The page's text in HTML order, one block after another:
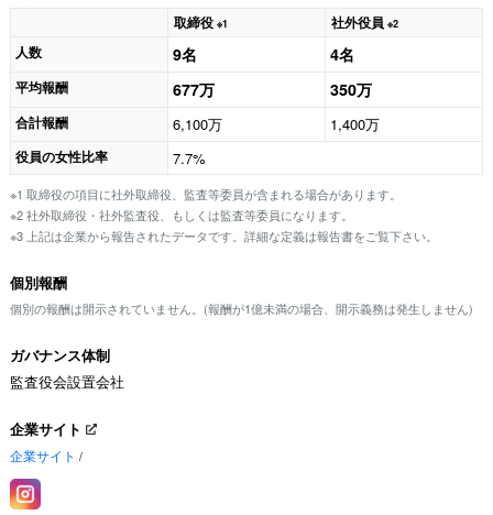
取締役 ※1 社外役員 ※2
人数 9名 4名
平均報酬 677万 350万
合計報酬 6,100万 1,400万
役員の女性比率 7.7%
※1 取締役の項目に社外取締役、監査等委員が含まれる場合があります。
※2 社外取締役・社外監査役、もしくは監査等委員になります。
※3 上記は企業から報告されたデータです。詳細な定義は報告書をご覧下さい。
個別報酬
個別の報酬は開示されていません。(報酬が1億未満の場合、開示義務は発生しません)
ガバナンス体制
監査役会設置会社
企業サイト
企業サイト /